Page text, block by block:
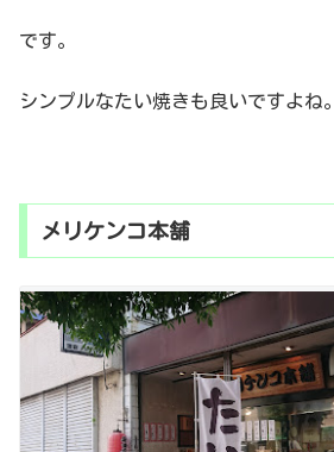
です。
シンプルなたい焼きも良いですよね。
メリケンコ本舗